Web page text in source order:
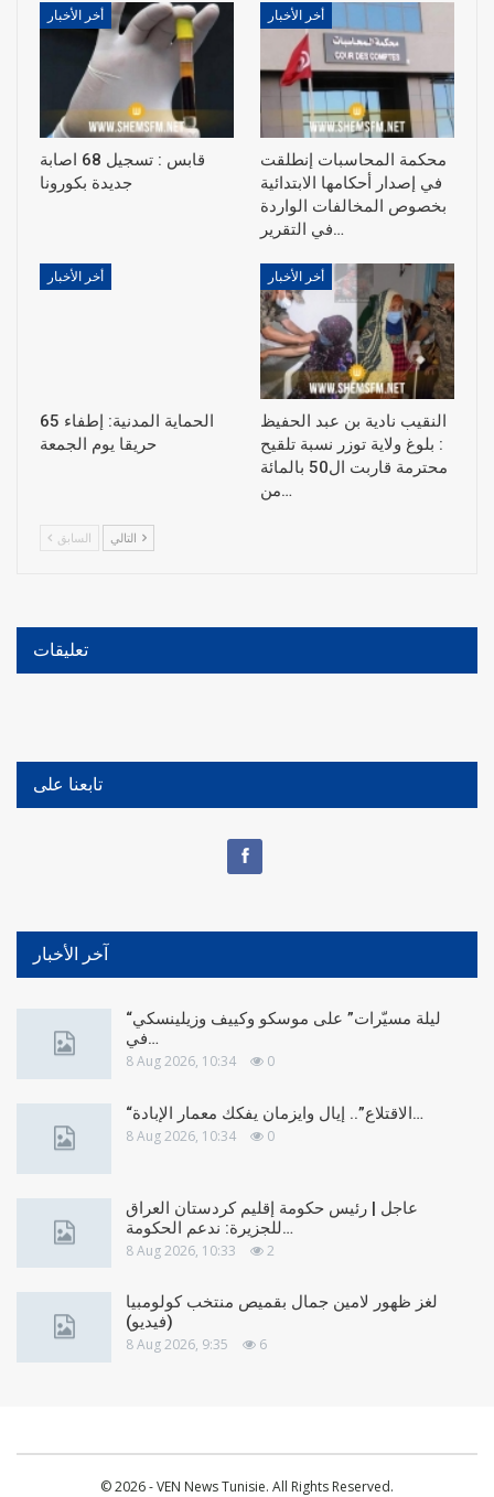
أخر الأخبار
قابس : تسجيل 68 اصابة
جديدة بكورونا
أخر الأخبار
محكمة المحاسبات إنطلقت
في إصدار أحكامها الابتدائية
بخصوص المخالفات الواردة
في التقرير…
أخر الأخبار
الحماية المدنية: إطفاء 65
حريقا يوم الجمعة
أخر الأخبار
النقيب نادية بن عبد الحفيظ
: بلوغ ولاية توزر نسبة تلقيح
محترمة قاربت ال50 بالمائة
من…
السابق
تعليقات
تابعنا على
آخر الأخبار
“ليلة مسيّرات” على موسكو وكييف وزيلينسكي
في…
8 Aug 2026, 10:34 0
“الاقتلاع”.. إيال وايزمان يفكك معمار الإبادة…
8 Aug 2026, 10:34 0
عاجل | رئيس حكومة إقليم كردستان العراق
للجزيرة: ندعم الحكومة…
8 Aug 2026, 10:33 2
لغز ظهور لامين جمال بقميص منتخب كولومبيا
(فيديو)
8 Aug 2026, 9:35 6
© 2026 - VEN News Tunisie. All Rights Reserved.